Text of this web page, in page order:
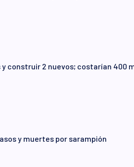
construir 2 nuevos; costarían 400
y muertes por sarampión